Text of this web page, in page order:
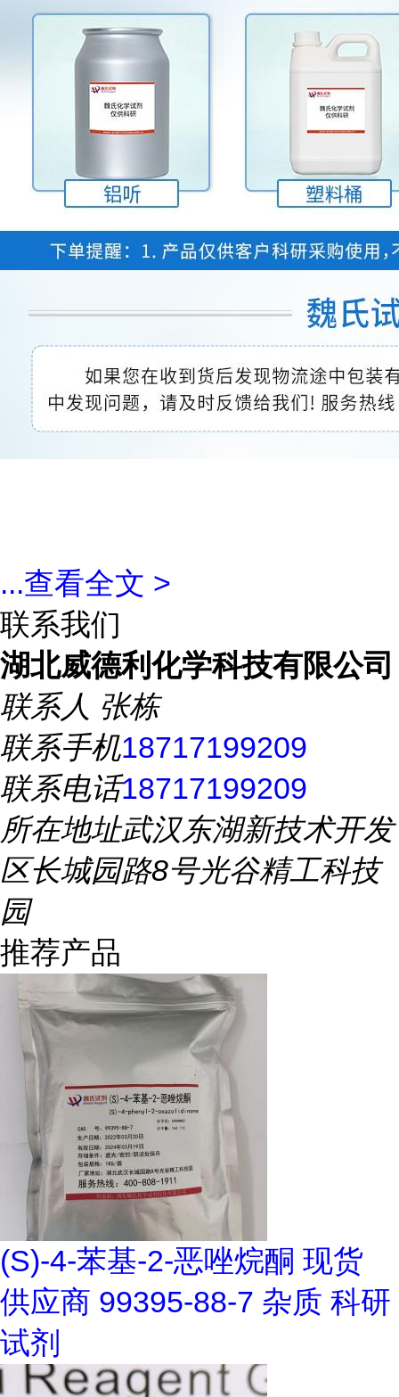
...查看全文 >
联系我们
湖北威德利化学科技有限公司
联系人 张栋
联系手机18717199209
联系电话18717199209
所在地址武汉东湖新技术开发
区长城园路8号光谷精工科技
园
推荐产品
(S)-4-苯基-2-恶唑烷酮 现货
供应商 99395-88-7 杂质 科研
试剂